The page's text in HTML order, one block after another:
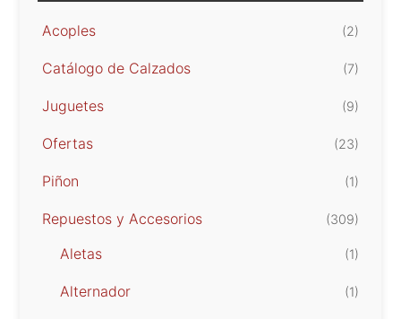
Acoples (2)
Catálogo de Calzados (7)
Juguetes (9)
Ofertas (23)
Piñon (1)
Repuestos y Accesorios (309)
Aletas (1)
Alternador (1)